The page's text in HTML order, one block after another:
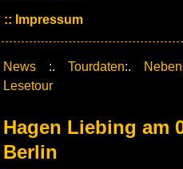
Impressum
News :. Tourdaten:.
Lesetour
Hagen Liebing am
Berlin